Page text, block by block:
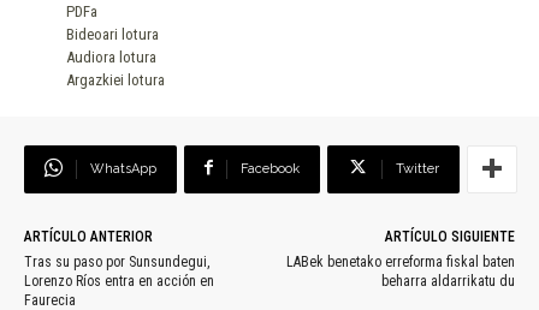
PDFa
Bideoari lotura
Audiora lotura
Argazkiei lotura
WhatsApp Facebook Twitter
ARTÍCULO ANTERIOR
Tras su paso por Sunsundegui,
Lorenzo Ríos entra en acción en
Faurecia
ARTÍCULO SIGUIENTE
LABek benetako erreforma fiskal baten
beharra aldarrikatu du